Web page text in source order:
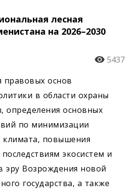
лесная
на 2026–2030
5437
правовых основ
в области охраны
основных
по минимизации
климата, повышения
экосистем и
эру Возрождения новой
государства, а также